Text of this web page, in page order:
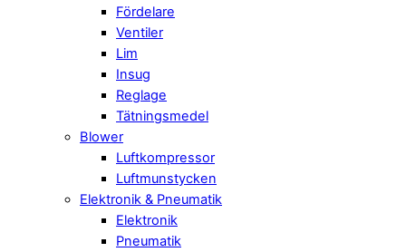
Fördelare
Ventiler
Lim
Insug
Reglage
Tätningsmedel
Blower
Luftkompressor
Luftmunstycken
Elektronik & Pneumatik
Elektronik
Pneumatik